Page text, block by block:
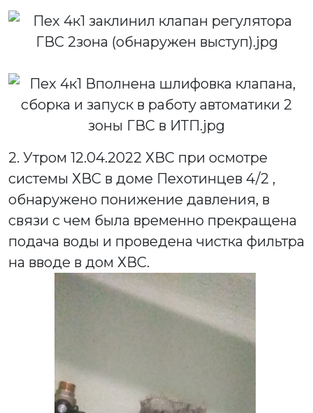
2. Утром 12.04.2022 ХВС при осмотре
системы ХВС в доме Пехотинцев 4/2 ,
обнаружено понижение давления, в
связи с чем была временно прекращена
подача воды и проведена чистка фильтра
на вводе в дом ХВС.